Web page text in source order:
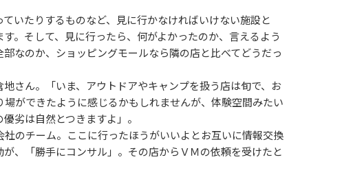
いたりするものなど、見に行かなければいけない施設と
。そして、見に行ったら、何がよかったのか、言えるよう
なのか、ショッピングモールなら隣の店と比べてどうだっ
さん。「いま、アウトドアやキャンプを扱う店は旬で、お
ができたように感じるかもしれませんが、体験空間みたい
劣は自然とつきますよ」。
のチーム。ここに行ったほうがいいよとお互いに情報交換
、「勝手にコンサル」。その店からＶＭの依頼を受けたと